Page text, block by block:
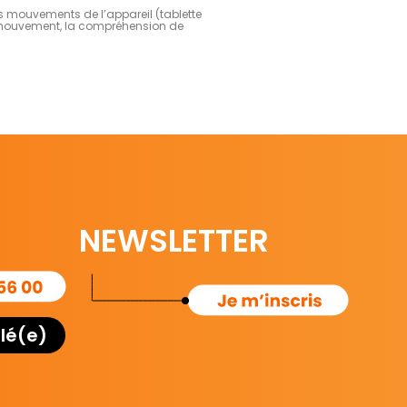
mouvements de l’appareil (tablette
la compréhension de
NEWSLETTER